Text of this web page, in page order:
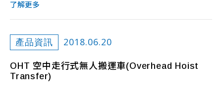
了解更多
產品資訊 2018.06.20
OHT 空中走行式無人搬運車(Overhead Hoist
Transfer)